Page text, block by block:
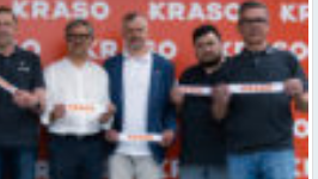
reģionos un atklāj jaunu veikalu